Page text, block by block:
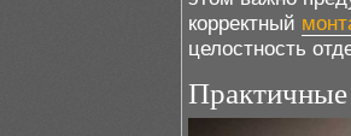
корректный
целостность